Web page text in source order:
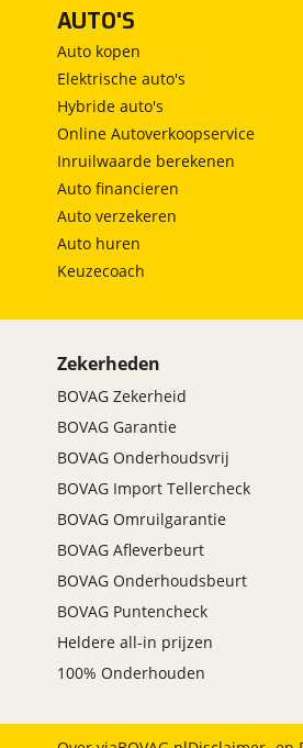
AUTO'S
Auto kopen
Elektrische auto's
Hybride auto's
Online Autoverkoopservice
Inruilwaarde berekenen
Auto financieren
Auto verzekeren
Auto huren
Keuzecoach
Zekerheden
BOVAG Zekerheid
BOVAG Garantie
BOVAG Onderhoudsvrij
BOVAG Import Tellercheck
BOVAG Omruilgarantie
BOVAG Afleverbeurt
BOVAG Onderhoudsbeurt
BOVAG Puntencheck
Heldere all-in prijzen
100% Onderhouden